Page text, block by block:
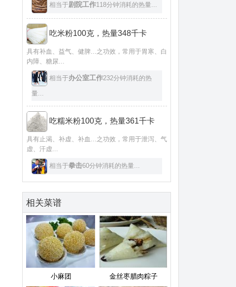
相当于剧院工作118分钟消耗的热量...
吃米粉100克，热量348千卡
具有补血、益气、健脾...之功效，常用于胃寒、白
内障、糖尿...
相当于办公室工作232分钟消耗的热
量...
吃糯米粉100克，热量361千卡
具有止渴、补虚、补血...之功效，常用于泄泻、气
虚、汗虚...
相当于拳击60分钟消耗的热量...
相关菜谱
小麻团 金丝枣腊肉粽子